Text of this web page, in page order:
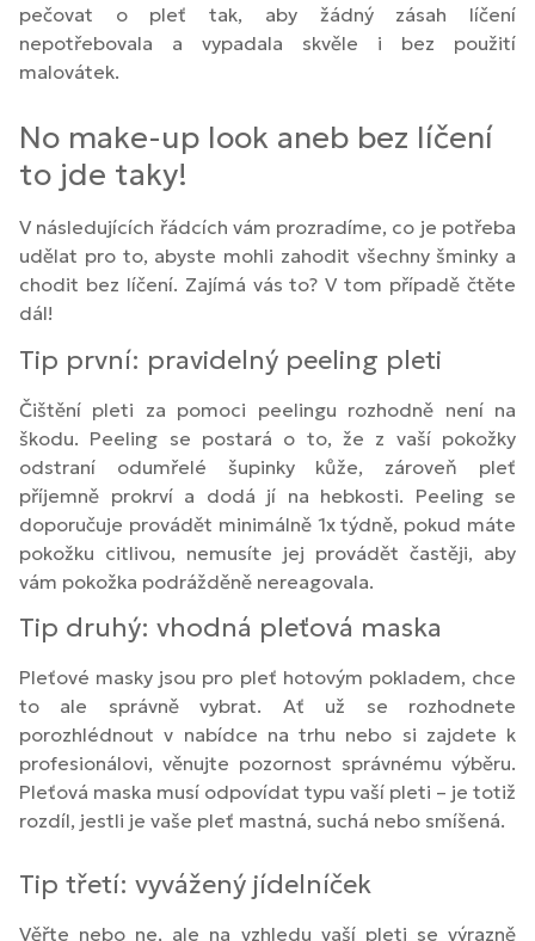
pečovat o pleť tak, aby žádný zásah líčení
nepotřebovala a vypadala skvěle i bez použití
malovátek.
No make-up look aneb bez líčení
to jde taky!
V následujících řádcích vám prozradíme, co je potřeba
udělat pro to, abyste mohli zahodit všechny šminky a
chodit bez líčení. Zajímá vás to? V tom případě čtěte
dál!
Tip první: pravidelný peeling pleti
Čištění pleti za pomoci peelingu rozhodně není na
škodu. Peeling se postará o to, že z vaší pokožky
odstraní odumřelé šupinky kůže, zároveň pleť
příjemně prokrví a dodá jí na hebkosti. Peeling se
doporučuje provádět minimálně 1x týdně, pokud máte
pokožku citlivou, nemusíte jej provádět častěji, aby
vám pokožka podrážděně nereagovala.
Tip druhý: vhodná pleťová maska
Pleťové masky jsou pro pleť hotovým pokladem, chce
to ale správně vybrat. Ať už se rozhodnete
porozhlédnout v nabídce na trhu nebo si zajdete k
profesionálovi, věnujte pozornost správnému výběru.
Pleťová maska musí odpovídat typu vaší pleti – je totiž
rozdíl, jestli je vaše pleť mastná, suchá nebo smíšená.
Tip třetí: vyvážený jídelníček
Věřte nebo ne, ale na vzhledu vaší pleti se výrazně